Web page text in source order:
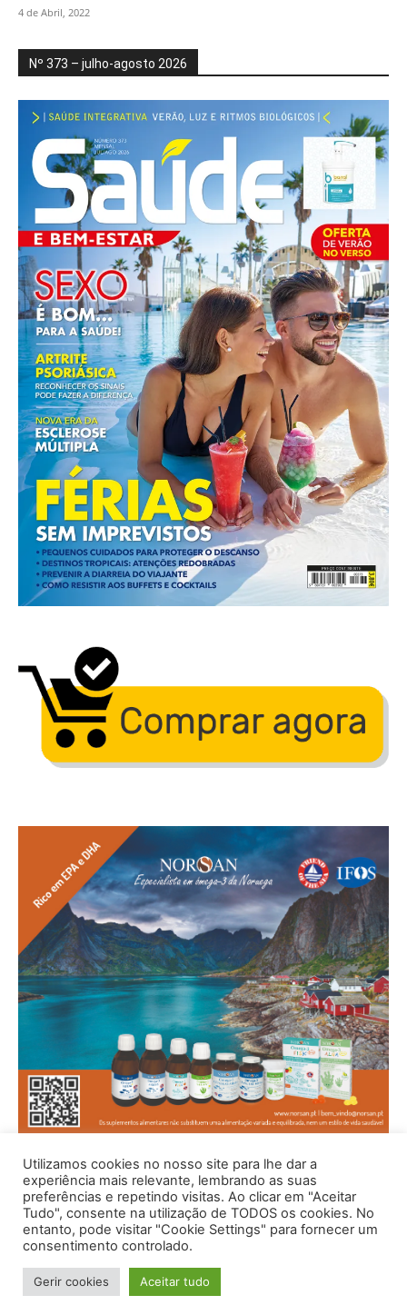
4 de Abril, 2022
Nº 373 – julho-agosto 2026
© 1996 - 2026 -Saúde e Bem Estar - Hosted and Designed By
Utilizamos cookies no nosso site para lhe dar a
experiência mais relevante, lembrando as suas
preferências e repetindo visitas. Ao clicar em "Aceitar
Tudo", consente na utilização de TODOS os cookies. No
entanto, pode visitar "Cookie Settings" para fornecer um
consentimento controlado.
Gerir cookies Aceitar tudo